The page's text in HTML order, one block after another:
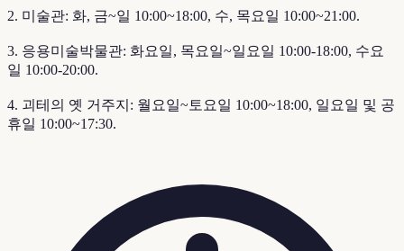
2. 미술관: 화, 금~일 10:00~18:00, 수, 목요일 10:00~21:00.
3. 응용미술박물관: 화요일, 목요일~일요일 10:00-18:00, 수요
일 10:00-20:00.
4. 괴테의 옛 거주지: 월요일~토요일 10:00~18:00, 일요일 및 공
휴일 10:00~17:30.